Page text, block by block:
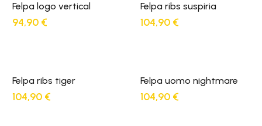
Felpa logo vertical
94,90 €
Felpa ribs suspiria
104,90 €
Felpa ribs tiger
104,90 €
Felpa uomo nightmare
104,90 €